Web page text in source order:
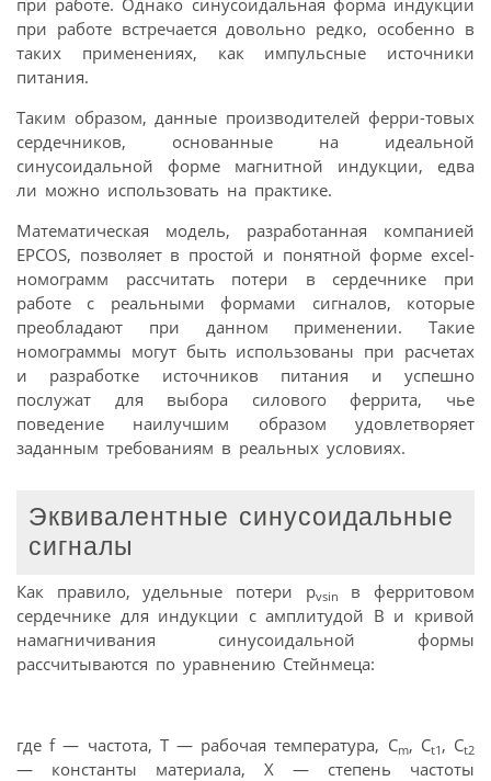
при работе встречается довольно редко, особенно в
таких применениях, как импульсные источники
питания.
Таким образом, данные производителей ферри-товых
сердечников, основанные на идеальной
синусоидальной форме магнитной индукции, едва
ли можно использовать на практике.
Математическая модель, разработанная компанией
EPCOS, позволяет в простой и понятной форме excel-
номограмм рассчитать потери в сердечнике при
работе с реальными формами сигналов, которые
преобладают при данном применении. Такие
номограммы могут быть использованы при расчетах
и разработке источников питания и успешно
послужат для выбора силового феррита, чье
поведение наилучшим образом удовлетворяет
заданным требованиям в реальных условиях.
Эквивалентные синусоидальные
сигналы
Как правило, удельные потери pvsin
в ферритовом
сердечнике для индукции с амплитудой В и кривой
намагничивания синусоидальной формы
рассчитываются по уравнению Стейнмеца:
где f — частота, T — рабочая температура, Cm, Ct1 , Ct2
— константы материала, X — степень частоты